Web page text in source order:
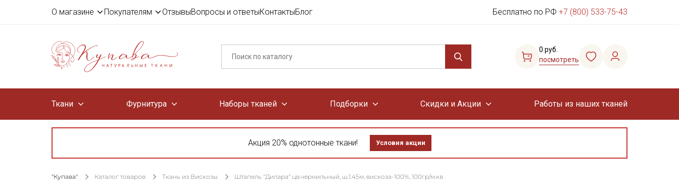
О магазине Покупателям ОтзывыВопросы и ответыКонтактыБлог Бесплатно по РФ +7 (800) 533-75-43
0 руб.
посмотреть
Ткани Фурнитура Наборы тканей Подборки Скидки и Акции Работы из наших тканей
Акция 20% однотонные ткани! Условия акции
"Купава" Каталог товаров Ткань из Вискозы Штапель "Дилара" цв.чернильный, ш.1.45м, вискоза-100%, 100гр/м.кв